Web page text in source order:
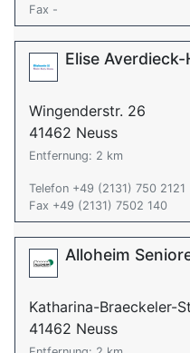
Fax -
Elise Averdieck-
Wingenderstr. 26
41462 Neuss
Entfernung: 2 km
Telefon +49 (2131) 750 2121
Fax +49 (2131) 7502 140
Alloheim
Katharina-Braeckeler-
41462 Neuss